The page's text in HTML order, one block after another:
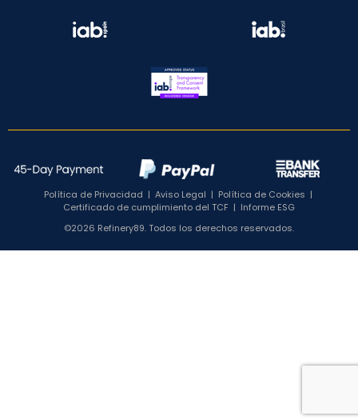
Política de Privacidad | Aviso Legal | Política de Cookies |
Certificado de cumplimiento del TCF | Informe ESG
©2026 Refinery89. Todos los derechos reservados.